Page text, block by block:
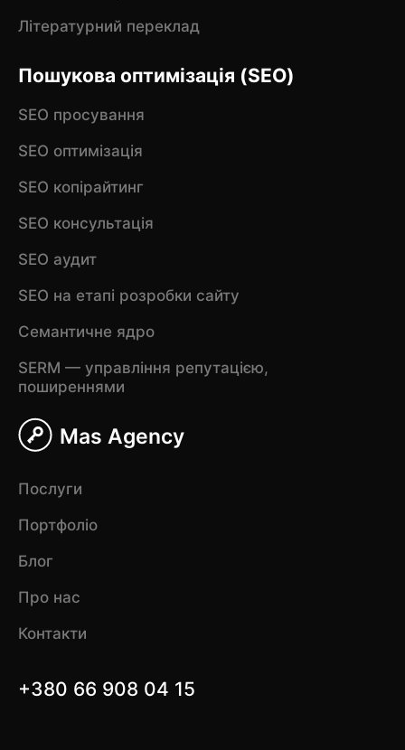
Mas Agency
Послуги
Портфоліо
Блог
Про нас
Контакти
+380 66 908 04 15
Літературний переклад
Пошукова оптимізація (SEO)
SEO просування
SEO оптимізація
SEO копірайтинг
SEO консультація
SEO аудит
SEO на етапі розробки сайту
Семантичне ядро
SERM — управління репутацією,
поширеннями